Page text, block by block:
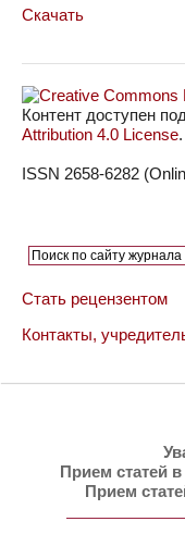
Скачать
Контент доступен
Attribution 4.0 License.
ISSN 2658-6282
Стать рецензентом
Контакты,
Прием статей
Прием